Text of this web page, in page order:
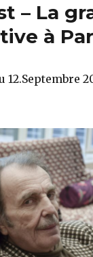
– La
à
12.Septembre